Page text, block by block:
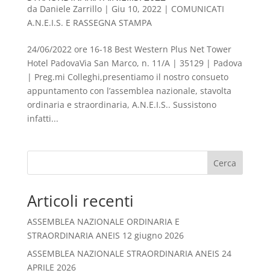
da Daniele Zarrillo| Giu 10, 2022| COMUNICATI
A.N.E.I.S. E RASSEGNA STAMPA
24/06/2022 ore 16-18 Best Western Plus Net Tower
Hotel PadovaVia San Marco, n. 11/A | 35129 | Padova
| Preg.mi Colleghi,presentiamo il nostro consueto
appuntamento con l’assemblea nazionale, stavolta
ordinaria e straordinaria, A.N.E.I.S.. Sussistono
infatti...
Cerca
Articoli recenti
ASSEMBLEA NAZIONALE ORDINARIA E
STRAORDINARIA ANEIS 12 giugno 2026
ASSEMBLEA NAZIONALE STRAORDINARIA ANEIS 24
APRILE 2026